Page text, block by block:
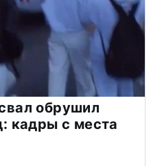
обрушил
кадры с места